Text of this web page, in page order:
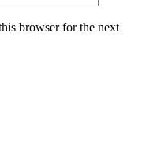
browser for the next